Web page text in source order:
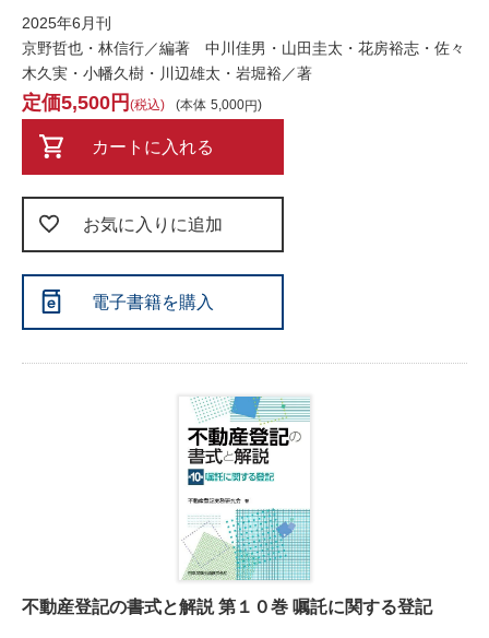
2025年6月刊
京野哲也・林信行／編著 中川佳男・山田圭太・花房裕志・佐々
木久実・小幡久樹・川辺雄太・岩堀裕／著
本体 5,000
5,500 税込
カートに入れる
お気に入りに追加
電子書籍を購入
不動産登記の書式と解説 第１０巻 嘱託に関する登記